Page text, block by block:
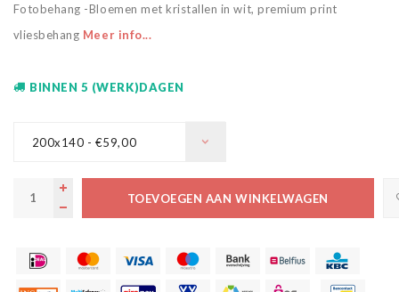
Fotobehang -Bloemen met kristallen in wit, premium print
vliesbehang Meer info...
BINNEN 5 (WERK)DAGEN
200x140 - €59,00
TOEVOEGEN AAN WINKELWAGEN